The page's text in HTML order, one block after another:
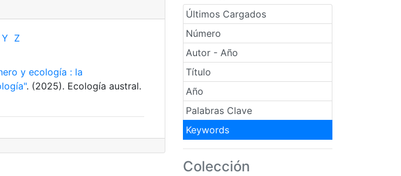
Últimos Cargados
Número
Autor - Año
Título
Año
Palabras Clave
Keywords
Colección
Y Z
y ecología : la
. (2025). Ecología austral.